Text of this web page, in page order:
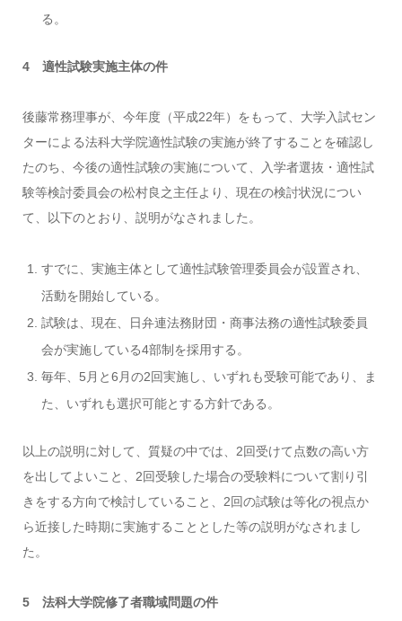
る。
4 適性試験実施主体の件
後藤常務理事が、今年度（平成22年）をもって、大学入試セン
ターによる法科大学院適性試験の実施が終了することを確認し
たのち、今後の適性試験の実施について、入学者選抜・適性試
験等検討委員会の松村良之主任より、現在の検討状況につい
て、以下のとおり、説明がなされました。
すでに、実施主体として適性試験管理委員会が設置され、
活動を開始している。
試験は、現在、日弁連法務財団・商事法務の適性試験委員
会が実施している4部制を採用する。
毎年、5月と6月の2回実施し、いずれも受験可能であり、ま
た、いずれも選択可能とする方針である。
以上の説明に対して、質疑の中では、2回受けて点数の高い方
を出してよいこと、2回受験した場合の受験料について割り引
きをする方向で検討していること、2回の試験は等化の視点か
ら近接した時期に実施することとした等の説明がなされまし
た。
5 法科大学院修了者職域問題の件